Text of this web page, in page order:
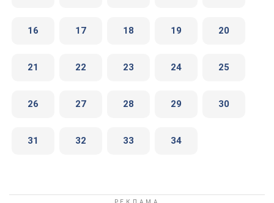
16 17 18 19 20
21 22 23 24 25
26 27 28 29 30
31 32 33 34